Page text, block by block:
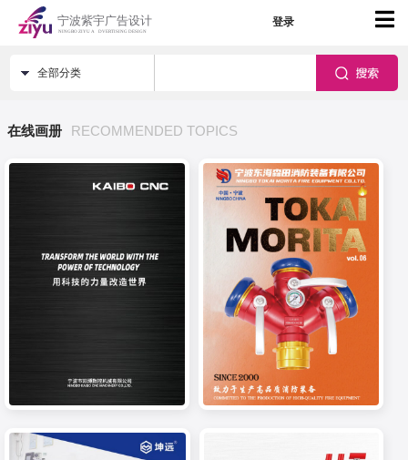
登录
全部分类
在线画册 RECOMMENDED TOPICS